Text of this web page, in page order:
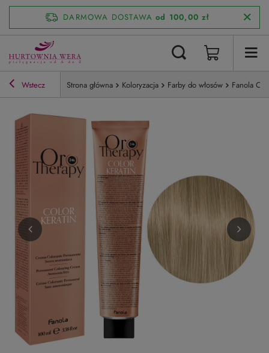
DARMOWA DOSTAWA od 100,00 zł
Wstecz Strona główna Koloryzacja Farby do włosów Fanola